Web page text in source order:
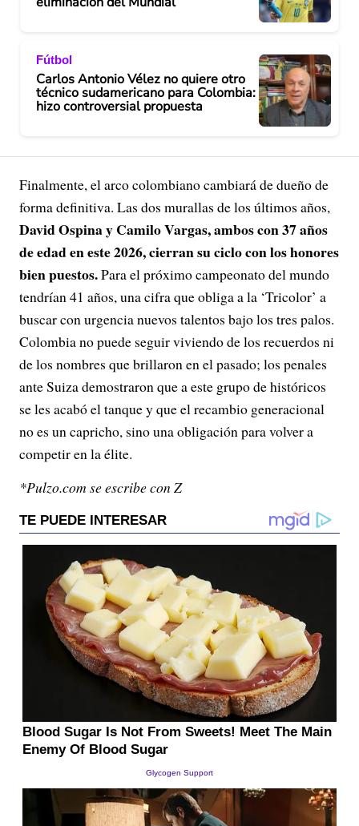
Fútbol
Carlos Antonio Vélez no quiere otro
técnico sudamericano para Colombia:
hizo controversial propuesta
Finalmente, el arco colombiano cambiará de dueño de
forma definitiva. Las dos murallas de los últimos años,
David Ospina y Camilo Vargas, ambos con 37 años
de edad en este 2026, cierran su ciclo con los honores
bien puestos.Para el próximo campeonato del mundo
tendrían 41 años, una cifra que obliga a la ‘Tricolor’ a
buscar con urgencia nuevos talentos bajo los tres palos.
Colombia no puede seguir viviendo de los recuerdos ni
de los nombres que brillaron en el pasado; los penales
ante Suiza demostraron que a este grupo de históricos
se les acabó el tanque y que el recambio generacional
no es un capricho, sino una obligación para volver a
competir en la élite.
*Pulzo.com se escribe con Z